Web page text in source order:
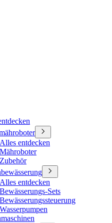
Alles entdecken
Mähroboter
Zubehör
Alles entdecken
Bewässerungs-Sets
Bewässerungssteuerung
Wasserpumpen